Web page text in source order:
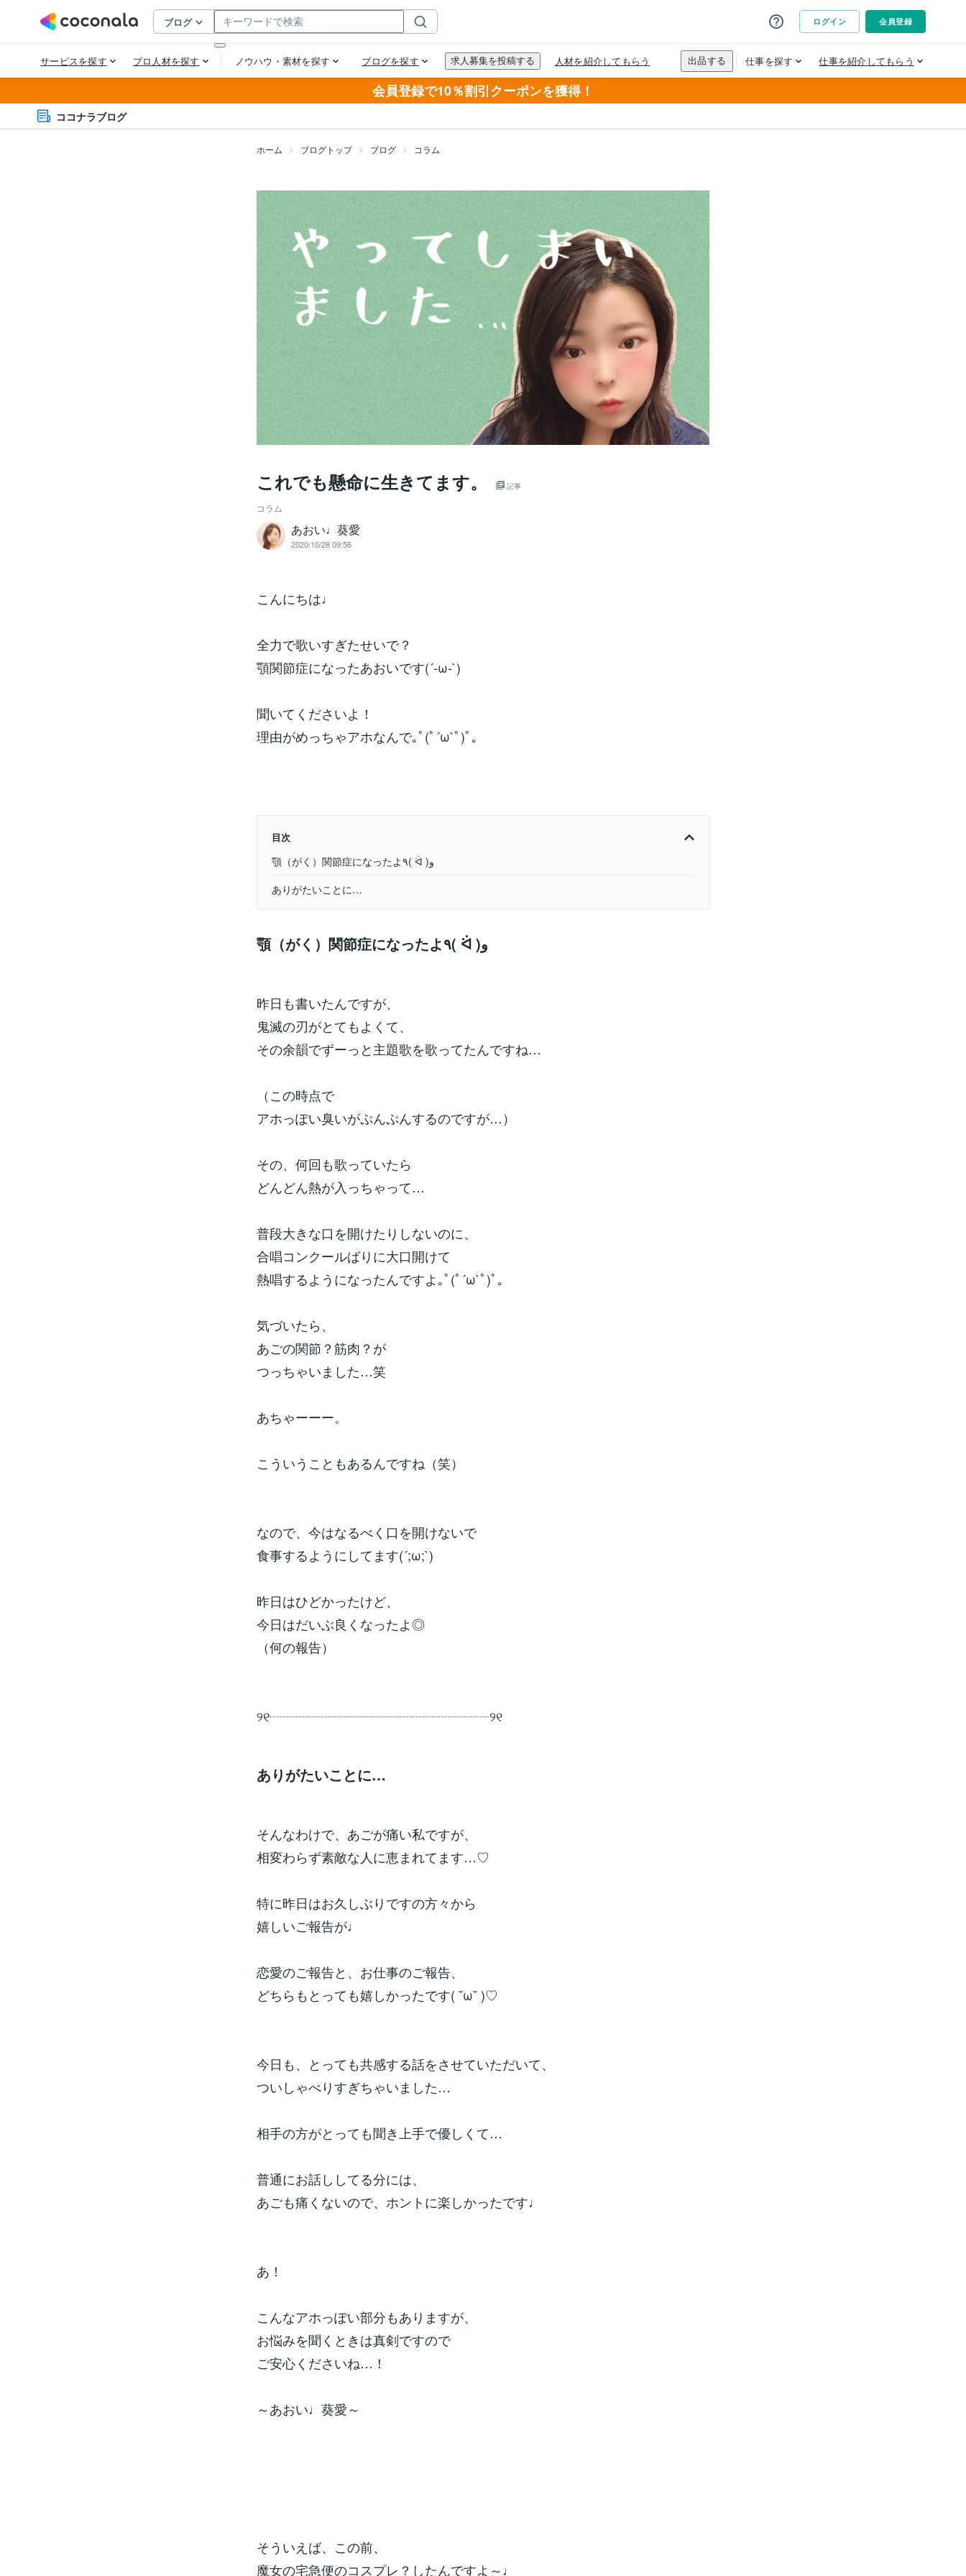
会員登録で10％割引クーポンを獲得！
ココナラブログ
ホーム ブログトップ ブログ コラム
これでも懸命に生きてます。 記事
コラム
あおい♩葵愛
2020/10/28 09:56
こんにちは♩
全力で歌いすぎたせいで？
顎関節症になったあおいです(´-ω-`)
聞いてくださいよ！
理由がめっちゃアホなんで｡ﾟ(ﾟ´ω`ﾟ)ﾟ｡
目次
顎（がく）関節症になったよ٩( ᐛ )و
ありがたいことに…
顎（がく）関節症になったよ٩( ᐛ )و
昨日も書いたんですが、
鬼滅の刃がとてもよくて、
その余韻でずーっと主題歌を歌ってたんですね…
（この時点で
アホっぽい臭いがぷんぷんするのですが…）
その、何回も歌っていたら
どんどん熱が入っちゃって…
普段大きな口を開けたりしないのに、
合唱コンクールばりに大口開けて
熱唱するようになったんですよ｡ﾟ(ﾟ´ω`ﾟ)ﾟ｡
気づいたら、
あごの関節？筋肉？が
つっちゃいました…笑
あちゃーーー。
こういうこともあるんですね（笑）
なので、今はなるべく口を開けないで
食事するようにしてます(´;ω;`)
昨日はひどかったけど、
今日はだいぶ良くなったよ◎
（何の報告）
୨୧┈┈┈┈┈┈┈┈┈┈┈┈┈┈┈┈┈୨୧
ありがたいことに…
そんなわけで、あごが痛い私ですが、
相変わらず素敵な人に恵まれてます…♡
特に昨日はお久しぶりですの方々から
嬉しいご報告が♩
恋愛のご報告と、お仕事のご報告、
どちらもとっても嬉しかったです( ˘ω˘ )♡
今日も、とっても共感する話をさせていただいて、
ついしゃべりすぎちゃいました…
相手の方がとっても聞き上手で優しくて…
普通にお話ししてる分には、
あごも痛くないので、ホントに楽しかったです♩
あ！
こんなアホっぽい部分もありますが、
お悩みを聞くときは真剣ですので
ご安心くださいね…！
～あおい♩葵愛～
そういえば、この前、
魔女の宅急便のコスプレ？したんですよ～♩